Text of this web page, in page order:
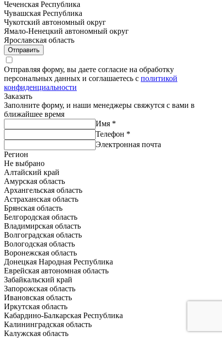
Чеченская Республика
Чувашская Республика
Чукотский автономный округ
Ямало-Ненецкий автономный округ
Ярославская область
Отправить
Отправляя форму, вы даете согласие на обработку
персональных данных и соглашаетесь с политикой
конфиденциальности
Заказать
Заполните форму, и наши менеджеры свяжутся с вами в
ближайшее время
Имя *
Телефон *
Электронная почта
Регион
Не выбрано
Алтайский край
Амурская область
Архангельская область
Астраханская область
Брянская область
Белгородская область
Владимирская область
Волгоградская область
Вологодская область
Воронежская область
Донецкая Народная Республика
Еврейская автономная область
Забайкальский край
Запорожская область
Ивановская область
Иркутская область
Кабардино-Балкарская Республика
Калининградская область
Калужская область